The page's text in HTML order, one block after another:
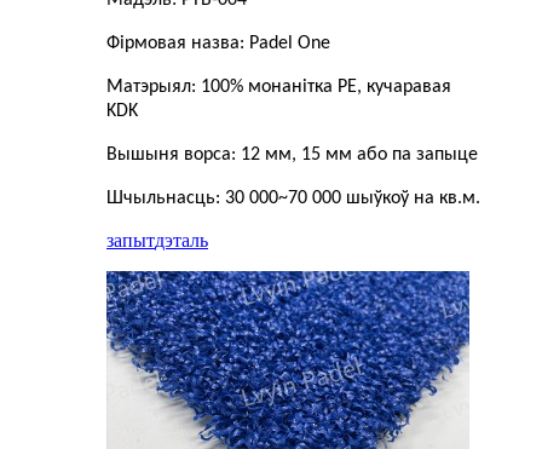
Фірмовая назва: Padel One
Матэрыял: 100% монанітка PE, кучаравая
KDK
Вышыня ворса: 12 мм, 15 мм або па запыце
Шчыльнасць: 30 000~70 000 шыўкоў на кв.м.
запытдэталь